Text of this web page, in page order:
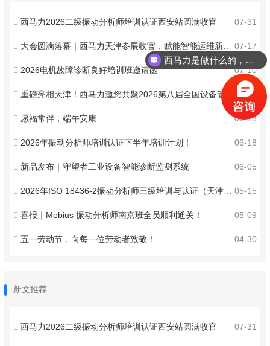
07-31
西马力2026二级振动分析师培训认证西安站圆满收官
07-17
大会圆满落幕｜西马力天津参展收官，赋能智能运维新发展
07-10
2026电机故障诊断良好培训班邀请函
07-03
重磅亮相天津！西马力邀您共聚2026第八届全国设备管理与技术创新成果交流大会 ！
06-18
愿福常伴，端午安康
06-18
2026年振动分析师培训认证下半年培训计划！
06-05
新品发布｜守望者工业设备智能诊断监测系统
05-15
2026年ISO 18436-2振动分析师三级培训与认证（天津）火热报名中！
05-09
喜报｜Mobius 振动分析师南京班全员顺利通关！
04-30
五一劳动节，向每一位劳动者致敬！
新文推荐
07-31
西马力2026二级振动分析师培训认证西安站圆满收官
振动分析师如何报名考试？